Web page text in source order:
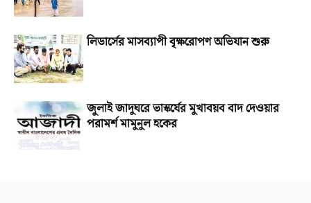
লিডার্সের মাসব্যাপী বৃক্ষরোপণ অভিযান শুরু
জুলাই জাদুঘরে ভাস্কর্যের মুখাবয়ব বাদ দেওয়ার
পরামর্শ মামুনুল হকের